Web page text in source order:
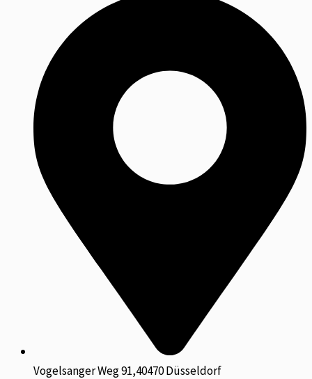
Vogelsanger Weg 91,40470 Düsseldorf